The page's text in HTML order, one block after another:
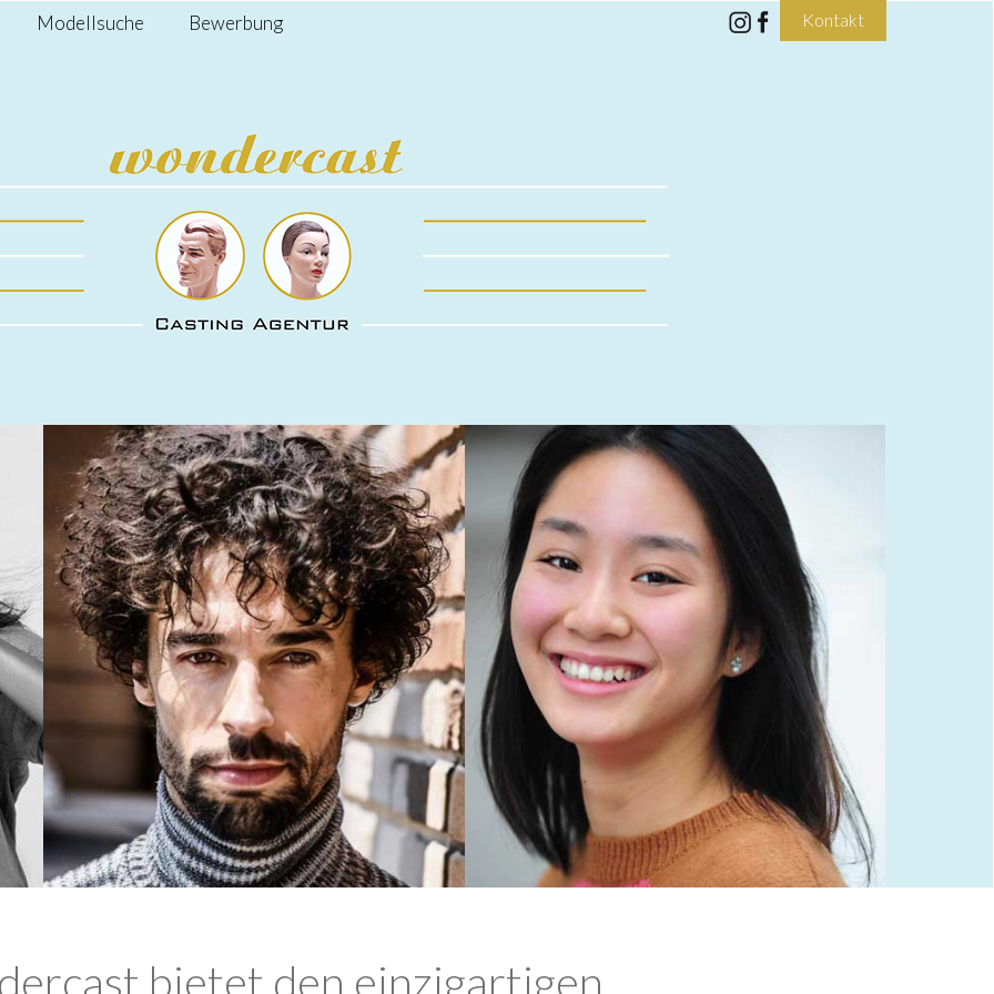
Modellsuche Bewerbung Kontakt
bietet den einzigartigen